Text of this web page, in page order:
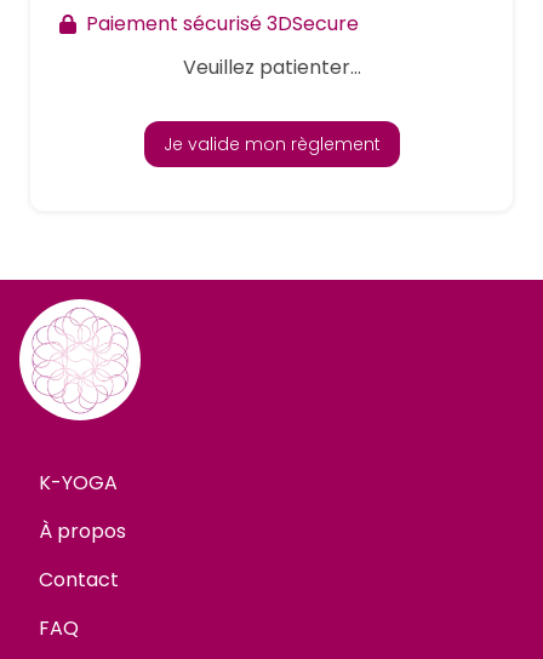
Paiement sécurisé 3DSecure
Veuillez patienter...
Je valide mon règlement
K-YOGA
À propos
Contact
FAQ